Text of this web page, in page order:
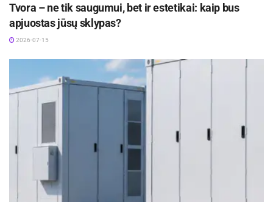
Tvora – ne tik saugumui, bet ir estetikai: kaip bus
apjuostas jūsų sklypas?
2026-07-15